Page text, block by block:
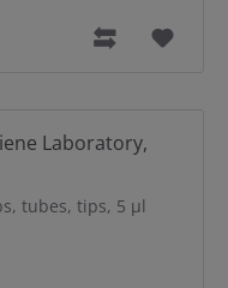
Laboratory,
tubes, tips, 5 µl